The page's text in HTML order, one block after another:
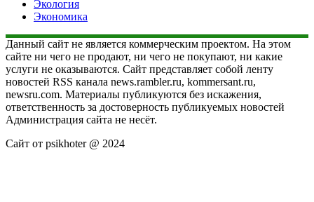
Экология
Экономика
Данный сайт не является коммерческим проектом. На этом
сайте ни чего не продают, ни чего не покупают, ни какие
услуги не оказываются. Сайт представляет собой ленту
новостей RSS канала news.rambler.ru, kommersant.ru,
newsru.com. Материалы публикуются без искажения,
ответственность за достоверность публикуемых новостей
Администрация сайта не несёт.
Сайт от psikhoter @ 2024